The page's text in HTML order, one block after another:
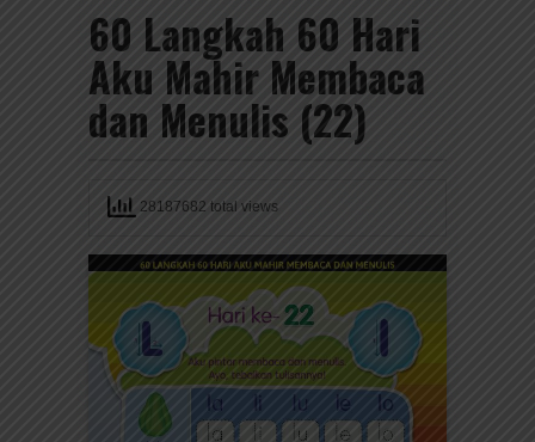
60 Langkah 60 Hari
Aku Mahir Membaca
dan Menulis (22)
28187682 total views